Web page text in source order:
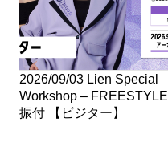
2026/09/03 Lien Special
Workshop – FREESTYLE
振付 【ビジター】